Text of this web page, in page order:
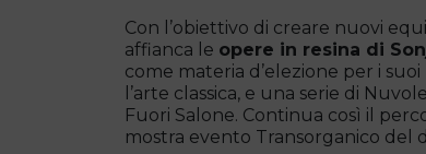
Con l’obiettivo di creare nuovi
affianca le opere in resina di
come materia d’elezione per i
l’arte classica, e una serie di
Fuori Salone. Continua così il
mostra evento Transorganico del